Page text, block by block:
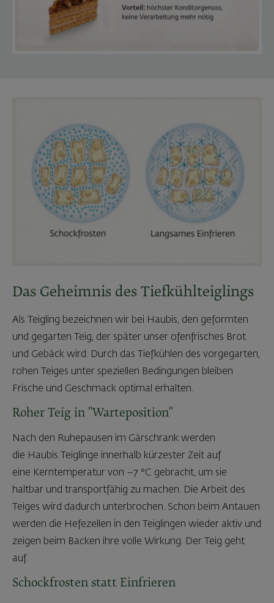
Das Geheimnis des Tiefkühlteiglings
Als Teigling bezeichnen wir bei Haubis, den geformten
und gegarten Teig, der später unser ofenfrisches Brot
und Gebäck wird. Durch das Tiefkühlen des vorgegarten,
rohen Teiges unter speziellen Bedingungen bleiben
Frische und Geschmack optimal erhalten.
Roher Teig in "Warteposition"
Nach den Ruhepausen im Gärschrank werden
die Haubis Teiglinge innerhalb kürzester Zeit auf
eine Kerntemperatur von –7 °C gebracht, um sie
haltbar und transportfähig zu machen. Die Arbeit des
Teiges wird dadurch unterbrochen. Schon beim Antauen
werden die Hefezellen in den Teiglingen wieder aktiv und
zeigen beim Backen ihre volle Wirkung. Der Teig geht
auf.
Schockfrosten statt Einfrieren